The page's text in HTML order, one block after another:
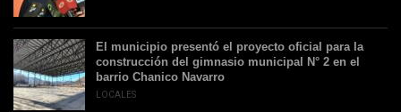
El municipio presentó el proyecto oficial para la
construcción del gimnasio municipal N° 2 en el
barrio Chanico Navarro
LOCALES